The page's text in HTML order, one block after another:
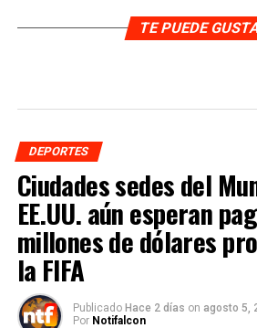
TE PUEDE
DEPORTES
Ciudades sedes del
EE.UU. aún esperan
millones de dólares
la FIFA
Publicado Hace 2 días on agosto 5,
Por Notifalcon